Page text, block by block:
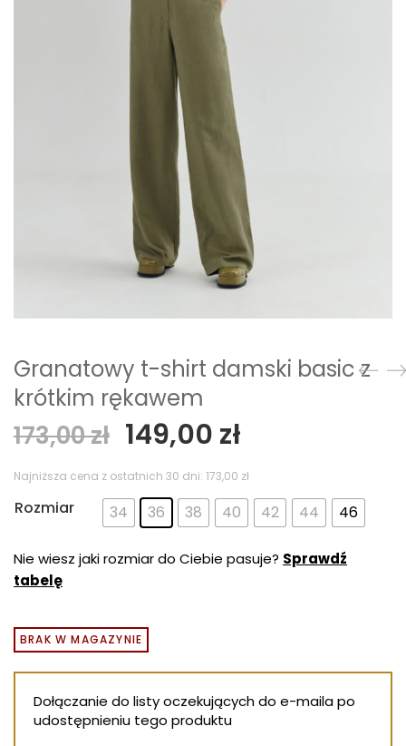
Granatowy t-shirt damski basic z
krótkim rękawem
173,00zł Pierwotna
cena
wynosiła:
173,00 zł.
149,00 zł
wynosi:
149,00 zł.
Najniższa cena z ostatnich 30 dni: 173,00 zł
Rozmiar 34 36 38 40 42 44 46
Nie wiesz jaki rozmiar do Ciebie pasuje? Sprawdź
tabelę
BRAK W MAGAZYNIE
Dołączanie do listy oczekujących do e-maila po
udostępnieniu tego produktu